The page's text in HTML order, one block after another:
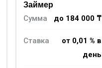
Займер
Сумма
до 184 000 ₸
Ставка
от 0,01 % в
день